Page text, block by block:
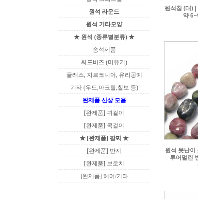
원석 라운드
원석 기타모양
★ 원석 (종류별분류) ★
송석제품
씨드비즈 (미유키)
글래스, 지르코니아, 유리공예
기타 (우드,아크릴,칠보 등)
완제품 신상 모음
[완제품] 귀걸이
[완제품] 목걸이
★ [완제품] 팔찌 ★
[완제품] 반지
[완제품] 브로치
[완제품] 헤어/기타
원석칩 (대) |
약
원석 못난이
투어멀린